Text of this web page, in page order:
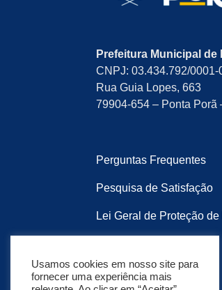
Prefeitura Municipal de
CNPJ: 03.434.792/0001-
Rua Guia Lopes, 663
79904-654 – Ponta Porã
Perguntas Frequentes
Pesquisa de Satisfação
Lei Geral de Proteção
Mapa do Site
Usamos cookies em nosso site para
fornecer uma experiência mais